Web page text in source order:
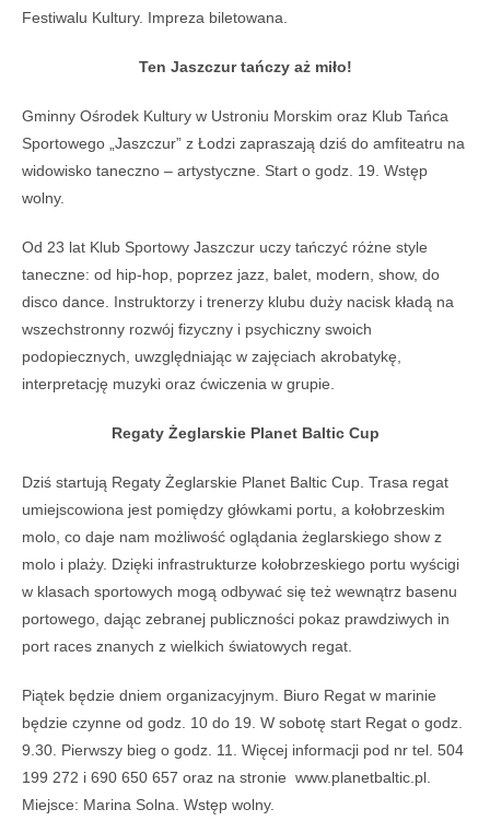
Festiwalu Kultury. Impreza biletowana.
Ten Jaszczur tańczy aż miło!
Gminny Ośrodek Kultury w Ustroniu Morskim oraz Klub Tańca
Sportowego „Jaszczur” z Łodzi zapraszają dziś do amfiteatru na
widowisko taneczno – artystyczne. Start o godz. 19. Wstęp
wolny.
Od 23 lat Klub Sportowy Jaszczur uczy tańczyć różne style
taneczne: od hip-hop, poprzez jazz, balet, modern, show, do
disco dance. Instruktorzy i trenerzy klubu duży nacisk kładą na
wszechstronny rozwój fizyczny i psychiczny swoich
podopiecznych, uwzględniając w zajęciach akrobatykę,
interpretację muzyki oraz ćwiczenia w grupie.
Regaty Żeglarskie Planet Baltic Cup
Dziś startują Regaty Żeglarskie Planet Baltic Cup. Trasa regat
umiejscowiona jest pomiędzy główkami portu, a kołobrzeskim
molo, co daje nam możliwość oglądania żeglarskiego show z
molo i plaży. Dzięki infrastrukturze kołobrzeskiego portu wyścigi
w klasach sportowych mogą odbywać się też wewnątrz basenu
portowego, dając zebranej publiczności pokaz prawdziwych in
port races znanych z wielkich światowych regat.
Piątek będzie dniem organizacyjnym. Biuro Regat w marinie
będzie czynne od godz. 10 do 19. W sobotę start Regat o godz.
9.30. Pierwszy bieg o godz. 11. Więcej informacji pod nr tel. 504
199 272 i 690 650 657 oraz na stronie www.planetbaltic.pl.
Miejsce: Marina Solna. Wstęp wolny.